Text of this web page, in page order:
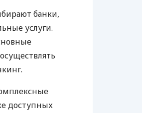
банки,
услуги.
доступных